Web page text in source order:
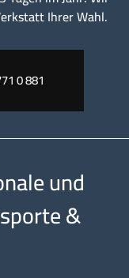
Ihrer Wahl.
0 881
und
&